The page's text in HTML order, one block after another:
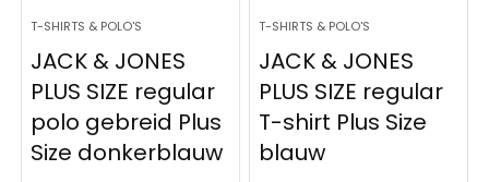
T-SHIRTS & POLO'S
JACK & JONES
PLUS SIZE regular
polo gebreid Plus
Size donkerblauw
T-SHIRTS & POLO'S
JACK & JONES
PLUS SIZE regular
T-shirt Plus Size
blauw